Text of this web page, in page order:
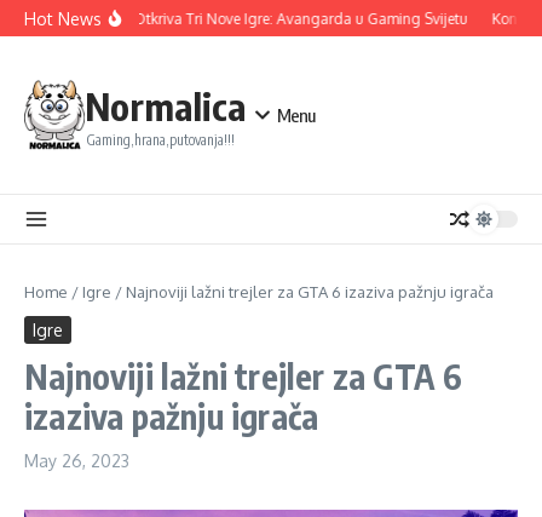
Skip to content
Hot NewsUbisoft Otkriva Tri Nove Igre: Avangarda u Gaming Svijetu
Normalica
Gaming,hrana,putovanja!!!
Menu
Home / Igre / Najnoviji lažni trejler za GTA 6 izaziva pažnju igrača
Igre
Najnoviji lažni trejler za GTA 6
izaziva pažnju igrača
May 26, 2023